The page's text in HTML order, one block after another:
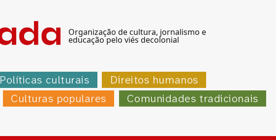
Organização de cultura, jornalismo e
educação pelo viés decolonial
Políticas culturais
Direitos humanos
Culturas populares
Comunidades tradicionais